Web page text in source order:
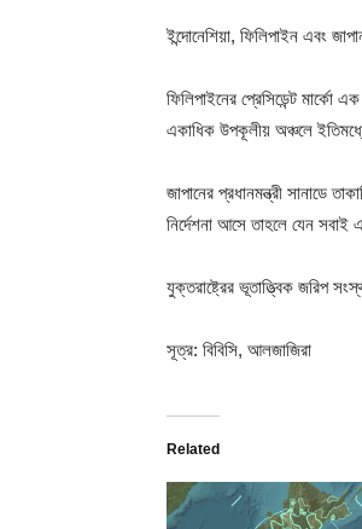
ইন্দোনেশিয়া, ফিলিপাইন এবং
ফিলিপাইনের প্রেসিডেন্ট মার্কো
একাধিক উপকূলীয় অঞ্চলে
জাপানের প্রধানমন্ত্রী সানাডে
নির্দেশনা আসে তাহলে যেন সবাই
যুক্তরাষ্ট্রের ভূতাত্ত্বিক জরিপ
সূত্র: বিবিসি, আলজাজিরা
Related